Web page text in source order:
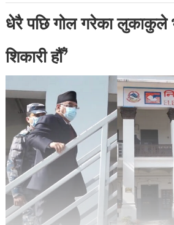
धेरै पछि गोल गरेका लुकाकुले
शिकारी हौँ’